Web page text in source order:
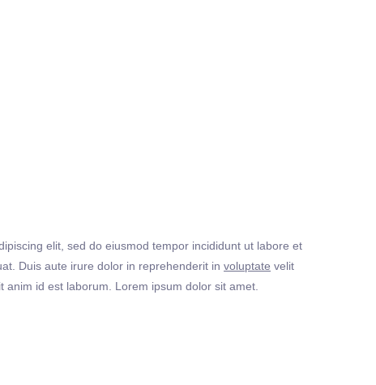
elit, sed do eiusmod tempor incididunt ut labore et
Duis aute irure dolor in reprehenderit in voluptate velit
id est laborum. Lorem ipsum dolor sit amet.